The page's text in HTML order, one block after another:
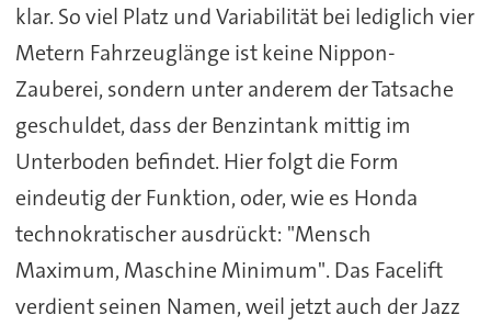
klar. So viel Platz und Variabilität bei lediglich vier
Metern Fahrzeuglänge ist keine Nippon-
Zauberei, sondern unter anderem der Tatsache
geschuldet, dass der Benzintank mittig im
Unterboden befindet. Hier folgt die Form
eindeutig der Funktion, oder, wie es Honda
technokratischer ausdrückt: "Mensch
Maximum, Maschine Minimum". Das Facelift
verdient seinen Namen, weil jetzt auch der Jazz